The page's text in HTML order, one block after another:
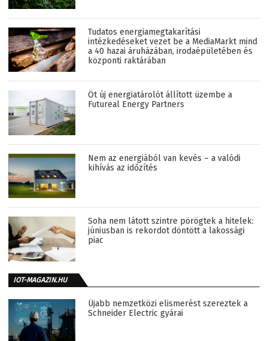
Tudatos energiamegtakarítási
intézkedéseket vezet be a MediaMarkt mind
a 40 hazai áruházában, irodaépületében és
központi raktárában
Öt új energiatárolót állított üzembe a
Futureal Energy Partners
Nem az energiából van kevés – a valódi
kihívás az időzítés
Soha nem látott szintre pörögtek a hitelek:
júniusban is rekordot döntött a lakossági
piac
IOT-MAGAZIN.HU
Újabb nemzetközi elismerést szereztek a
Schneider Electric gyárai